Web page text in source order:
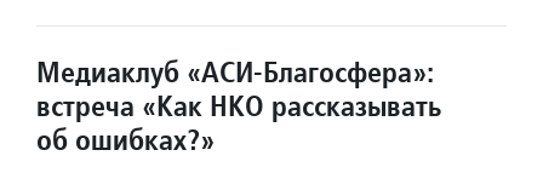
Медиаклуб «АСИ-Благосфера»:
встреча «Как НКО рассказывать
об ошибках?»